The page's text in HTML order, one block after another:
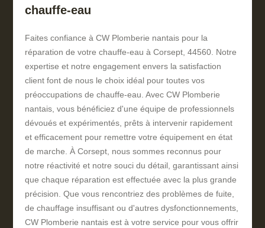
chauffe-eau
Faites confiance à CW Plomberie nantais pour la
réparation de votre chauffe-eau à Corsept, 44560. Notre
expertise et notre engagement envers la satisfaction
client font de nous le choix idéal pour toutes vos
préoccupations de chauffe-eau. Avec CW Plomberie
nantais, vous bénéficiez d'une équipe de professionnels
dévoués et expérimentés, prêts à intervenir rapidement
et efficacement pour remettre votre équipement en état
de marche. À Corsept, nous sommes reconnus pour
notre réactivité et notre souci du détail, garantissant ainsi
que chaque réparation est effectuée avec la plus grande
précision. Que vous rencontriez des problèmes de fuite,
de chauffage insuffisant ou d'autres dysfonctionnements,
CW Plomberie nantais est à votre service pour vous offrir